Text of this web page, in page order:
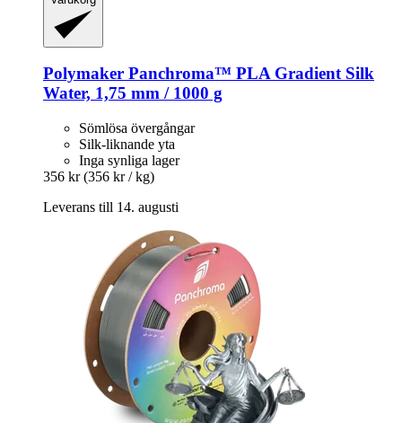
Polymaker Panchroma™ PLA Gradient Silk
Water, 1,75 mm / 1000 g
Sömlösa övergångar
Silk-liknande yta
Inga synliga lager
356 kr (356 kr / kg)
Leverans till 14. augusti